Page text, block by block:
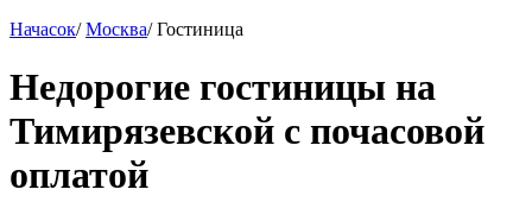
Начасок/ Москва/ Гостиница
Недорогие гостиницы на
Тимирязевской c почасовой
оплатой